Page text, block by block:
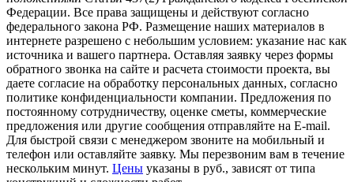
Федерации. Все права защищены и действуют согласно
федерального закона РФ. Размещение наших материалов в
интернете разрешено с небольшим условием: указание нас как
источника и вашего партнера. Оставляя заявку через формы
обратного звонка на сайте и расчета стоимости проекта, вы
даете согласие на обработку персональных данных, согласно
политике конфиденциальности компании. Предложения по
постоянному сотрудничеству, оценке сметы, коммерческие
предложения или другие сообщения отправляйте на E-mail.
Для быстрой связи с менеджером звоните на мобильный и
телефон или оставляйте заявку. Мы перезвоним вам в течение
нескольким минут. Цены указаны в руб., зависят от типа